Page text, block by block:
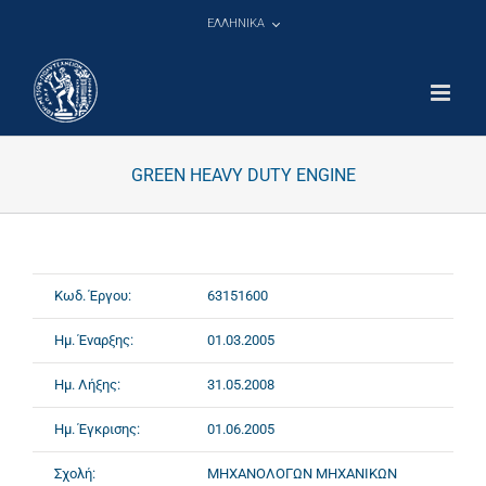
ΕΛΛΗΝΙΚΑ
GREEN HEAVY DUTY ENGINE
Κωδ. Έργου: 63151600
Ημ. Έναρξης: 01.03.2005
Ημ. Λήξης: 31.05.2008
Ημ. Έγκρισης: 01.06.2005
Σχολή: ΜΗΧΑΝΟΛΟΓΩΝ ΜΗΧΑΝΙΚΩΝ